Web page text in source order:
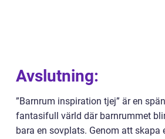
Avslutning:
”Barnrum inspiration tjej” är en
fantasifull värld där barnrummet
bara en sovplats. Genom att skapa